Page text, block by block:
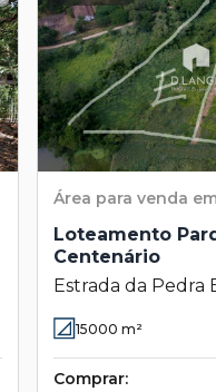
Área para venda
Loteamento
Centenário
Estrada da Pedra
Loteamento
- Campinas - SP
15000 m²
Comprar: